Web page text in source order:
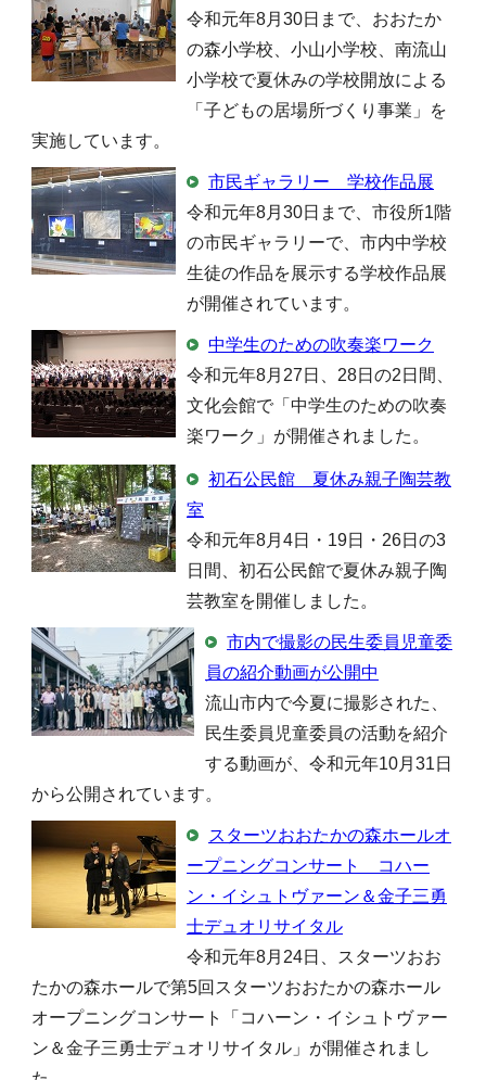
令和元年8月30日まで、おおたか
の森小学校、小山小学校、南流山
小学校で夏休みの学校開放による
「子どもの居場所づくり事業」を
実施しています。
市民ギャラリー 学校作品展
令和元年8月30日まで、市役所1階
の市民ギャラリーで、市内中学校
生徒の作品を展示する学校作品展
が開催されています。
中学生のための吹奏楽ワーク
令和元年8月27日、28日の2日間、
文化会館で「中学生のための吹奏
楽ワーク」が開催されました。
初石公民館 夏休み親子陶芸教
室
令和元年8月4日・19日・26日の3
日間、初石公民館で夏休み親子陶
芸教室を開催しました。
市内で撮影の民生委員児童委
員の紹介動画が公開中
流山市内で今夏に撮影された、
民生委員児童委員の活動を紹介
する動画が、令和元年10月31日
から公開されています。
スターツおおたかの森ホールオ
ープニングコンサート コハー
ン・イシュトヴァーン＆金子三勇
士デュオリサイタル
令和元年8月24日、スターツおお
たかの森ホールで第5回スターツおおたかの森ホール
オープニングコンサート「コハーン・イシュトヴァー
ン＆金子三勇士デュオリサイタル」が開催されまし